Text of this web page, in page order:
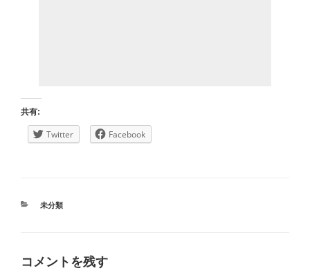
共有:
Twitter Facebook
カ
未分類
コメントを残す